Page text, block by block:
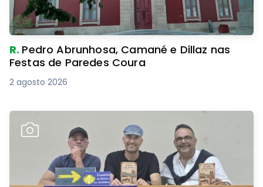
R. Pedro Abrunhosa, Camané e Dillaz nas
Festas de Paredes Coura
2 agosto 2026